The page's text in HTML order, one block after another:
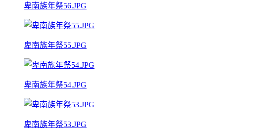
卑南族年祭56.JPG
卑南族年祭55.JPG
卑南族年祭54.JPG
卑南族年祭53.JPG